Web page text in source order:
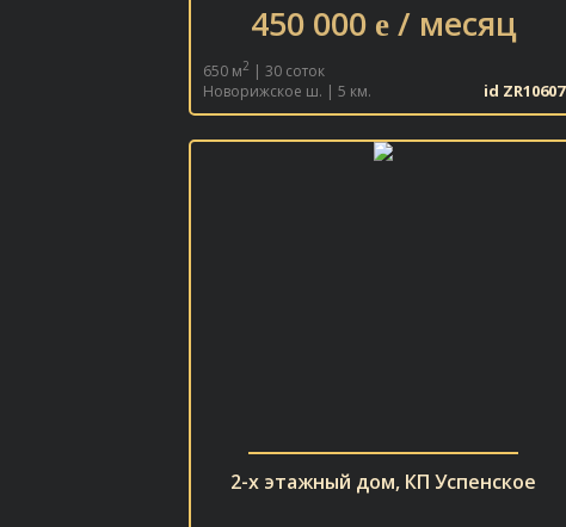
450 000 e/ месяц
650 м2 | 30 соток
Новорижское ш. | 5 км.
id ZR10607
2-х этажный дом, КП Успенское
В ИЗБРАННОЕ